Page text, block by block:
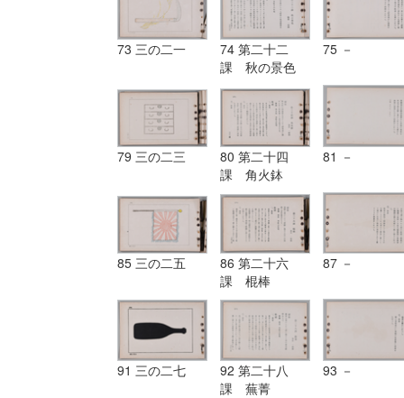
73 三の二一
74 第二十二
課 秋の景色
75 －
79 三の二三
80 第二十四
課 角火鉢
81 －
85 三の二五
86 第二十六
課 棍棒
87 －
91 三の二七
92 第二十八
課 蕪菁
93 －